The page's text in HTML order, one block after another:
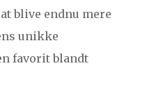
blive endnu mere
unikke
favorit blandt